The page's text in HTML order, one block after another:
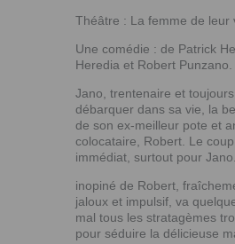
Théâtre : La femme de leur
Une comédie : de Patrick
Heredia et Robert Punzano.
Jano, trentenaire et
débarquer dans sa vie, la
de son ex-meilleur pote et
colocataire, Robert. Le
immédiat, surtout pour
inopiné de Robert,
jaloux et impulsif, va
mal tous les stratagèmes
pour séduire la délicieuse